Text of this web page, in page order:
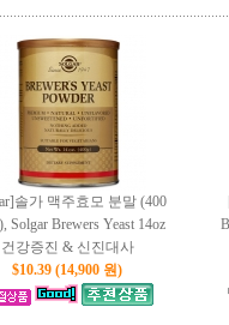
솔가 맥주효모 분말 (400
Solgar Brewers Yeast 14oz
건강증진 & 신진대사
$10.39 (14,900 원)